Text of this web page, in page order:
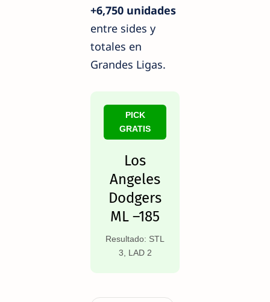
+6,750 unidades
entre sides y
totales en
Grandes Ligas.
PICK
GRATIS
Los
Angeles
Dodgers
ML –185
Resultado: STL
3, LAD 2